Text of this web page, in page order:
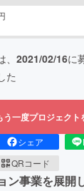
2021/02/16に
た
う一度プロジェク
シェア
QRコード
ン事業を展開